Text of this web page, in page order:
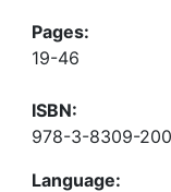
Pages:
19-46
ISBN:
978-3-8309-
Language: